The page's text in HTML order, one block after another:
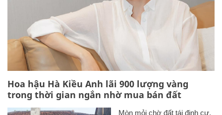
Hoa hậu Hà Kiều Anh lãi 900 lượng vàng
trong thời gian ngắn nhờ mua bán đất
Mòn mỏi chờ đất tái định cư,